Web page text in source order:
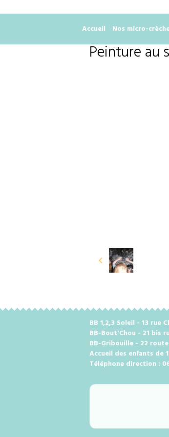
Accueil Nos micro-
Peinture au
BB 1,2,3 Soleil - 13 rue
BB-Bout'Chou - 21 bis
BB-Gribouille - 22
Accueil des enfants de
Téléphone direction :